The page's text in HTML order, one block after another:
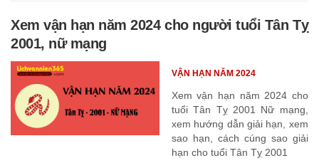
Xem vận hạn năm 2024 cho người tuổi Tân Tỵ
2001, nữ mạng
Xem vận hạn năm 2024 cho
tuổi Tân Tỵ 2001 Nữ mạng,
xem hướng dẫn giải hạn, xem
sao hạn, cách cúng sao giải
hạn cho tuổi Tân Tỵ 2001
VẬN HẠN NĂM 2024